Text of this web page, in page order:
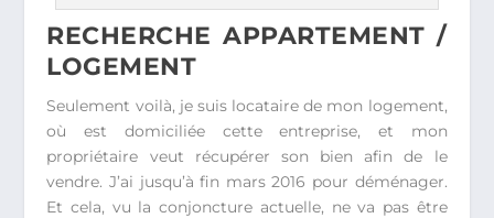
RECHERCHE APPARTEMENT /
LOGEMENT
Seulement voilà, je suis locataire de mon logement,
où est domiciliée cette entreprise, et mon
propriétaire veut récupérer son bien afin de le
vendre. J’ai jusqu’à fin mars 2016 pour déménager.
Et cela, vu la conjoncture actuelle, ne va pas être